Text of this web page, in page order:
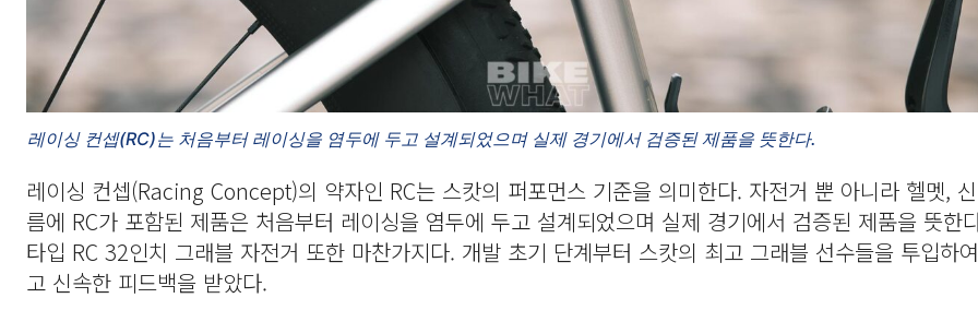
레이싱 컨셉(RC)는 처음부터 레이싱을 염두에 두고 설계되었으며 실제 경기에서 검증된 제품을 뜻한다.
레이싱 컨셉(Racing Concept)의 약자인 RC는 스캇의 퍼포먼스 기준을 의미한다. 자전거 뿐 아니라 헬멧,
름에 RC가 포함된 제품은 처음부터 레이싱을 염두에 두고 설계되었으며 실제 경기에서 검증된 제품을 뜻한
타입 RC 32인치 그래블 자전거 또한 마찬가지다. 개발 초기 단계부터 스캇의 최고 그래블 선수들을 투입하
고 신속한 피드백을 받았다.